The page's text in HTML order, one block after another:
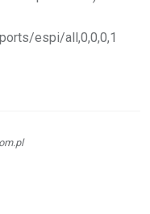
espi/all,0,0,0,1